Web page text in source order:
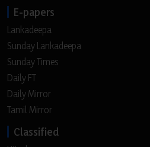
E-papers
Lankadeepa
Sunday Lankadeepa
Sunday Times
Daily FT
Daily Mirror
Tamil Mirror
Classified